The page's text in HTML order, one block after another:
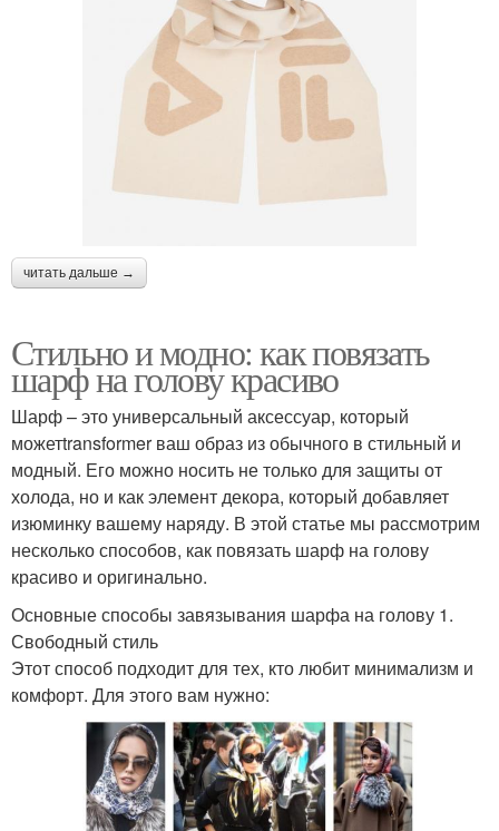
читать дальше →
Стильно и модно: как повязать
шарф на голову красиво
Шарф – это универсальный аксессуар, который
можетtransformer ваш образ из обычного в стильный и
модный. Его можно носить не только для защиты от
холода, но и как элемент декора, который добавляет
изюминку вашему наряду. В этой статье мы рассмотрим
несколько способов, как повязать шарф на голову
красиво и оригинально.
Основные способы завязывания шарфа на голову 1.
Свободный стиль
Этот способ подходит для тех, кто любит минимализм и
комфорт. Для этого вам нужно: